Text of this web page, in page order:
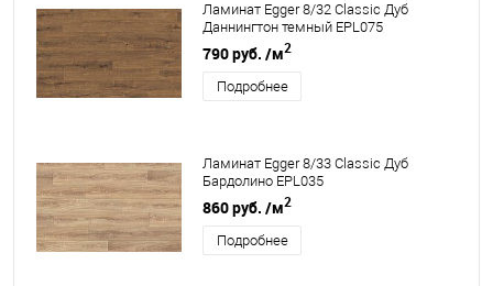
Ламинат Egger 8/32 Classic Дуб
Даннингтон темный EPL075
790 руб. /м2
Подробнее
Ламинат Egger 8/33 Classic Дуб
Бардолино EPL035
860 руб. /м2
Подробнее